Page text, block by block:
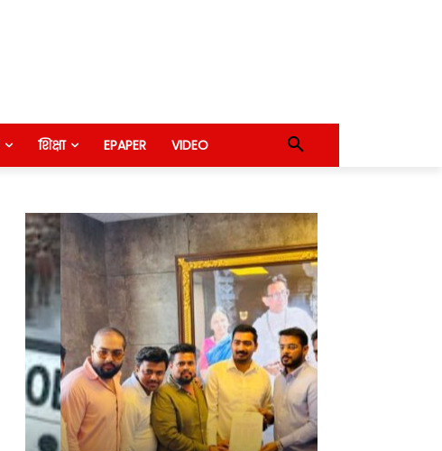
शिक्षा EPAPER VIDEO